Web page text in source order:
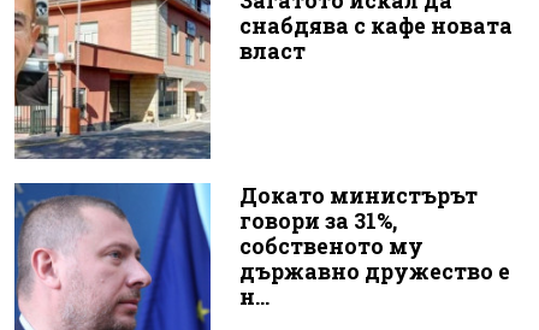
снабдява с кафе новата
власт
Докато министърът
говори за 31%,
собственото му
държавно дружество е
н...